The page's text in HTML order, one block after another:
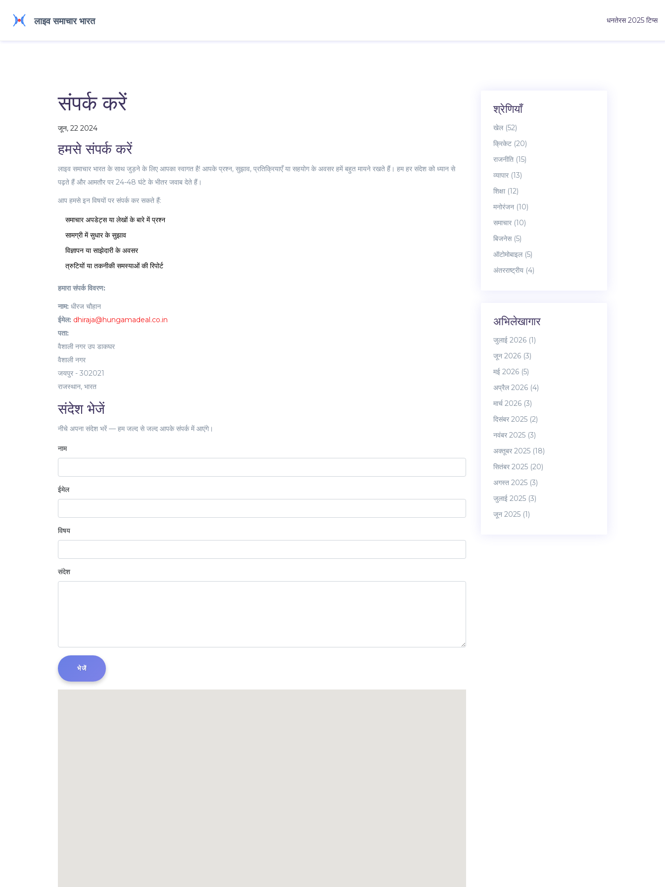
धनतेरस 2025 टिप्स
संपर्क करें
जून, 22 2024
हमसे संपर्क करें
लाइव समाचार भारत के साथ जुड़ने के लिए आपका स्वागत है! आपके प्रश्न, सुझाव, प्रतिक्रियाएँ या सहयोग के अवसर हमें बहुत मायने रखते हैं। हम हर संदेश को ध्यान से
पढ़ते हैं और आमतौर पर 24-48 घंटे के भीतर जवाब देते हैं।
आप हमसे इन विषयों पर संपर्क कर सकते हैं:
समाचार अपडेट्स या लेखों के बारे में प्रश्न
सामग्री में सुधार के सुझाव
विज्ञापन या साझेदारी के अवसर
त्रुटियों या तकनीकी समस्याओं की रिपोर्ट
हमारा संपर्क विवरण:
नाम: धीरज चौहान
ईमेल: dhiraja@hungamadeal.co.in
पता:
वैशाली नगर उप डाकघर
वैशाली नगर
जयपुर - 302021
राजस्थान, भारत
संदेश भेजें
नीचे अपना संदेश भरें — हम जल्द से जल्द आपके संपर्क में आएंगे।
नाम
ईमेल
विषय
संदेश
भेजें
श्रेणियाँ
खेल (52)
क्रिकेट (20)
राजनीति (15)
व्यापार (13)
शिक्षा (12)
मनोरंजन (10)
समाचार (10)
बिजनेस (5)
ऑटोमोबाइल (5)
अंतरराष्ट्रीय (4)
अभिलेखागार
जुलाई 2026 (1)
जून 2026 (3)
मई 2026 (5)
अप्रैल 2026 (4)
मार्च 2026 (3)
दिसंबर 2025 (2)
नवंबर 2025 (3)
अक्तूबर 2025 (18)
सितंबर 2025 (20)
अगस्त 2025 (3)
जुलाई 2025 (3)
जून 2025 (1)